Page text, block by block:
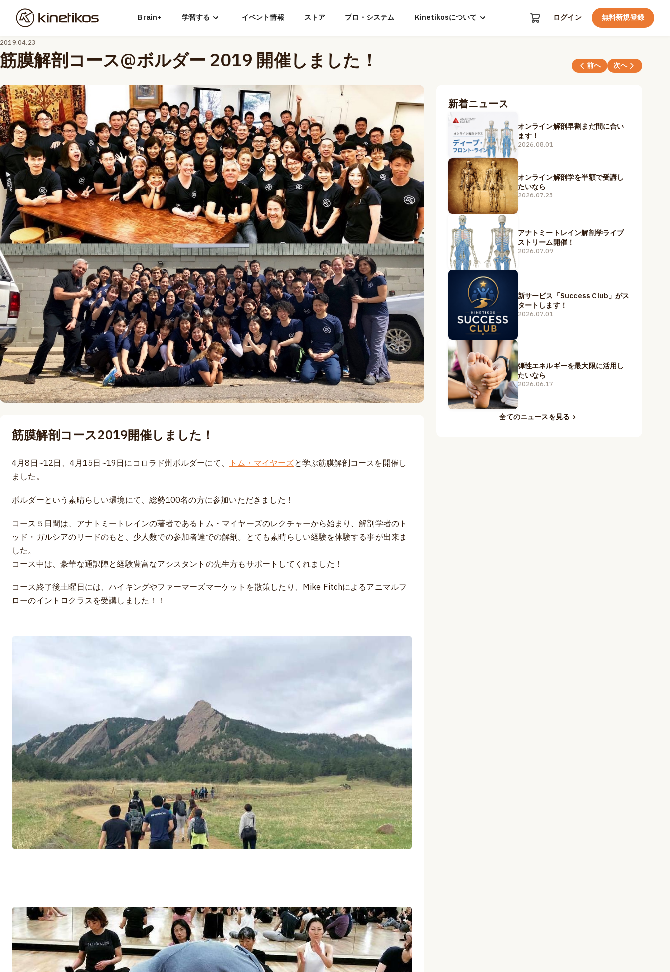
Brain+ 学習する イベント情報 ストア プロ・システム Kinetikosについて ログイン 無料新規登録
2019.04.23
筋膜解剖コース@ボルダー 2019 開催しました！ 前へ 次へ
筋膜解剖コース2019開催しました！
4月8日~12日、4月15日~19日にコロラド州ボルダーにて、 トム・マイヤーズと学ぶ筋膜解剖コースを開催し
ました。
ボルダーという素晴らしい環境にて、総勢100名の方に参加いただきました！
コース５日間は、アナトミートレインの著者であるトム・マイヤーズのレクチャーから始まり、解剖学者のト
ッド・ガルシアのリードのもと、少人数での参加者達での解剖。とても素晴らしい経験を体験する事が出来ま
した。
コース中は、豪華な通訳陣と経験豊富なアシスタントの先生方もサポートしてくれました！
コース終了後土曜日には、ハイキングやファーマーズマーケットを散策したり、Mike Fitchによるアニマルフ
ローのイントロクラスを受講しました！！
新着ニュース
オンライン解剖早割まだ間に合い
ます！
2026.08.01
オンライン解剖学を半額で受講し
たいなら
2026.07.25
アナトミートレイン解剖学ライブ
ストリーム開催！
2026.07.09
新サービス「Success Club」がス
タートします！
2026.07.01
弾性エネルギーを最大限に活用し
たいなら
2026.06.17
全てのニュースを見る